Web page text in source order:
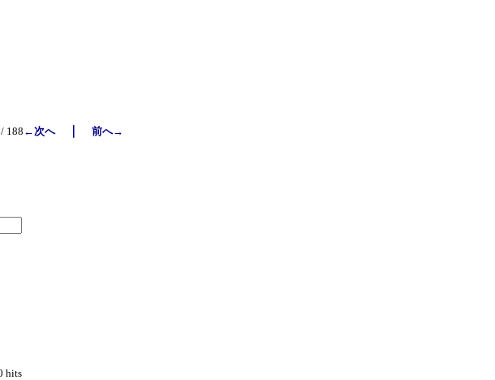
188←次へ｜ 前へ→
hits